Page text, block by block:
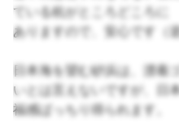
ている杭がところどころに
ありますので、安心です（
日本海を望む砂浜は、漂着
いとは言えないですが、日
福感ばっちり得られます。